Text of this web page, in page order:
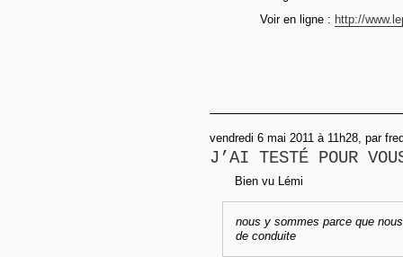
Voir en ligne : http://
vendredi 6 mai 2011 à 11h28, par
J’AI TESTÉ POUR
Bien vu Lémi
nous y sommes parce que
de conduite